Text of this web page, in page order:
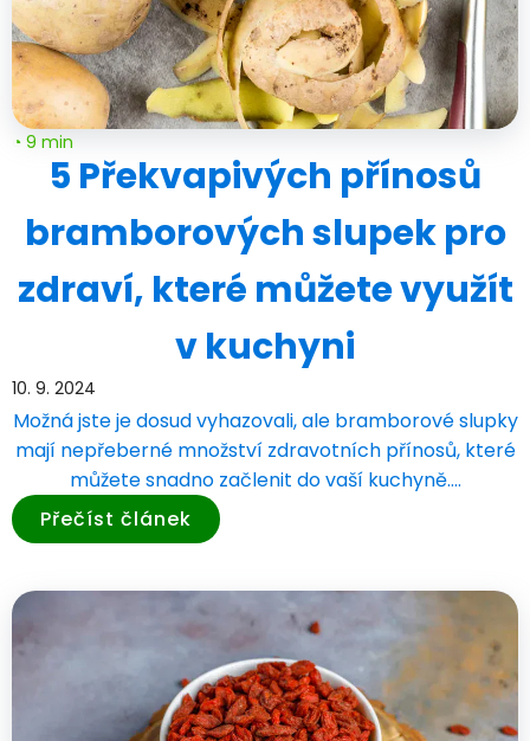
◔ 9 min
5 Překvapivých přínosů
bramborových slupek pro
zdraví, které můžete využít
v kuchyni
10. 9. 2024
Možná jste je dosud vyhazovali, ale bramborové slupky
mají nepřeberné množství zdravotních přínosů, které
můžete snadno začlenit do vaší kuchyně.…
Přečíst článek